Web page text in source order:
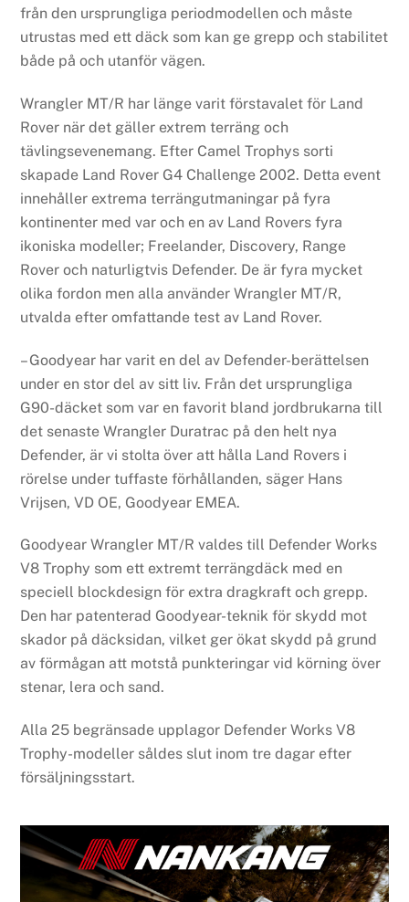
från den ursprungliga periodmodellen och måste
utrustas med ett däck som kan ge grepp och stabilitet
både på och utanför vägen.
Wrangler MT/R har länge varit förstavalet för Land
Rover när det gäller extrem terräng och
tävlingsevenemang. Efter Camel Trophys sorti
skapade Land Rover G4 Challenge 2002. Detta event
innehåller extrema terrängutmaningar på fyra
kontinenter med var och en av Land Rovers fyra
ikoniska modeller; Freelander, Discovery, Range
Rover och naturligtvis Defender. De är fyra mycket
olika fordon men alla använder Wrangler MT/R,
utvalda efter omfattande test av Land Rover.
– Goodyear har varit en del av Defender-berättelsen
under en stor del av sitt liv. Från det ursprungliga
G90-däcket som var en favorit bland jordbrukarna till
det senaste Wrangler Duratrac på den helt nya
Defender, är vi stolta över att hålla Land Rovers i
rörelse under tuffaste förhållanden, säger Hans
Vrijsen, VD OE, Goodyear EMEA.
Goodyear Wrangler MT/R valdes till Defender Works
V8 Trophy som ett extremt terrängdäck med en
speciell blockdesign för extra dragkraft och grepp.
Den har patenterad Goodyear-teknik för skydd mot
skador på däcksidan, vilket ger ökat skydd på grund
av förmågan att motstå punkteringar vid körning över
stenar, lera och sand.
Alla 25 begränsade upplagor Defender Works V8
Trophy-modeller såldes slut inom tre dagar efter
försäljningsstart.